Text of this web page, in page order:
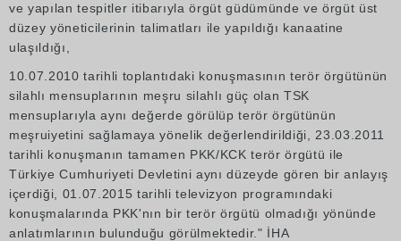
ve yapılan tespitler itibarıyla örgüt güdümünde ve örgüt üst
düzey yöneticilerinin talimatları ile yapıldığı kanaatine
ulaşıldığı,
10.07.2010 tarihli toplantıdaki konuşmasının terör örgütünün
silahlı mensuplarının meşru silahlı güç olan TSK
mensuplarıyla aynı değerde görülüp terör örgütünün
meşruiyetini sağlamaya yönelik değerlendirildiği, 23.03.2011
tarihli konuşmanın tamamen PKK/KCK terör örgütü ile
Türkiye Cumhuriyeti Devletini aynı düzeyde gören bir anlayış
içerdiği, 01.07.2015 tarihli televizyon programındaki
konuşmalarında PKK'nın bir terör örgütü olmadığı yönünde
anlatımlarının bulunduğu görülmektedir." İHA